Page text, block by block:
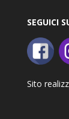
SEGUICI
Sito